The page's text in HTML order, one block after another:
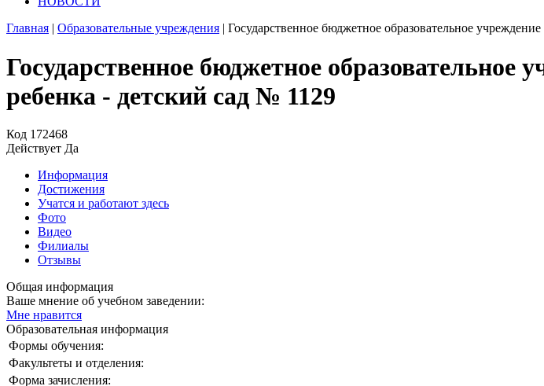
Главная | Образовательные учреждения | Государственное бюджетное образовательное
Государственное бюджетное
ребенка - детский сад № 1129
Код 172468
Действует Да
Информация
Достижения
Учатся и работают здесь
Фото
Видео
Филиалы
Отзывы
Общая информация
Ваше мнение об учебном заведении:
Мне нравится
Образовательная информация
Формы обучения:
Факультеты и отделения:
Форма зачисления: